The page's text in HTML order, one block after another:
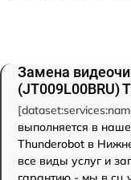
Замена
(JT009L00BRU)
выполняется в
Thunderobot в
все виды услуг и